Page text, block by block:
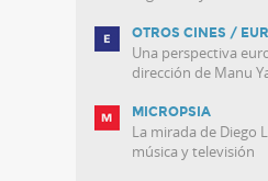
OTROS CINES /
Una perspectiva
dirección de Manu
MICROPSIA
La mirada de Diego
música y televisión